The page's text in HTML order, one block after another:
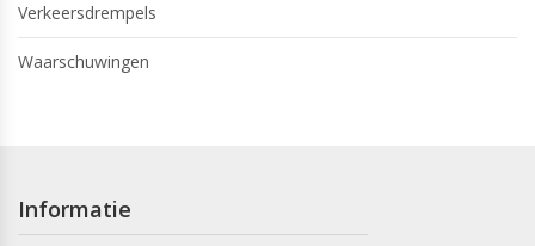
Verkeersdrempels
Waarschuwingen
Informatie